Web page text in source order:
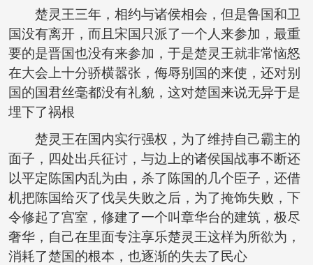
楚灵王三年，相约与诸侯相会，但是鲁国和卫
国没有离开，而且宋国只派了一个人来参加，最重
要的是晋国也没有来参加，于是楚灵王就非常恼怒
在大会上十分骄横嚣张，侮辱别国的来使，还对别
国的国君丝毫都没有礼貌，这对楚国来说无异于是
埋下了祸根
楚灵王在国内实行强权，为了维持自己霸主的
面子，四处出兵征讨，与边上的诸侯国战事不断还
以平定陈国内乱为由，杀了陈国的几个臣子，还借
机把陈国给灭了伐吴失败之后，为了掩饰失败，下
令修起了宫室，修建了一个叫章华台的建筑，极尽
奢华，自己在里面专注享乐楚灵王这样为所欲为，
消耗了楚国的根本，也逐渐的失去了民心